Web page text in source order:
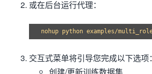
或在后台运行代理：
交互式菜单将引导您完成以下选项：
创建/更新训练数据集